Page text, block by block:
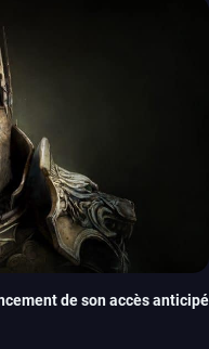
de son accès anticipé